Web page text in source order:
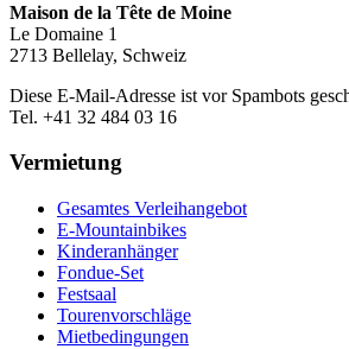
Maison de la Tête de Moine
Le Domaine 1
2713 Bellelay, Schweiz
Diese E-Mail-Adresse ist vor Spambots
Tel. +41 32 484 03 16
Vermietung
Gesamtes Verleihangebot
E-Mountainbikes
Kinderanhänger
Fondue-Set
Festsaal
Tourenvorschläge
Mietbedingungen